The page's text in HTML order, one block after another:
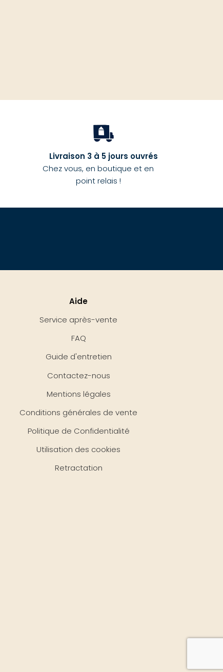
Livraison 3 à 5 jours ouvrés
Chez vous, en boutique et en
point relais !
Aide
Service après-vente
FAQ
Guide d'entretien
Contactez-nous
Mentions légales
Conditions générales de vente
Politique de Confidentialité
Utilisation des cookies
Retractation